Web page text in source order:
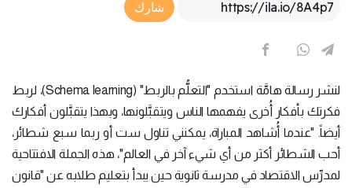
شارك
لنشر رسالة هامَّة استخدم "التعلُّم بالربط" (Schema learning)، لربط
فكرتك بأفكار أُخرى يفهمها الناس ويتقبَّلونها، وبهذا يتقبَّلون أفكارك
أيضاً. "عندما أُشاهد المباراة، يمكنني تناول ست أو ربما سبع شطائر،
أحب الشطائر أكثر من أي شيء آخر في العالم"، هذه الجملة الافتتاحية
لمدرِّس الاقتصاد في مدرسة ثانوية حين يبدأ بتعليم طلابه عن "قانون